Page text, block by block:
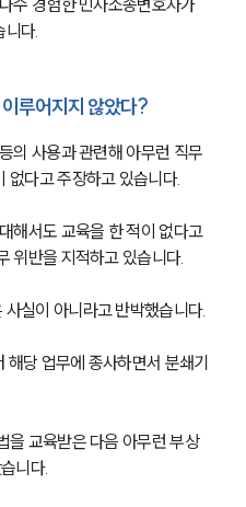
수 경험한 민사소송변호사가
니다.
루어지지 않았다?
의 사용과 관련해 아무런 직무
없다고 주장하고 있습니다.
해서도 교육을 한 적이 없다고
위반을 지적하고 있습니다.
실이 아니라고 반박했습니다.
당 업무에 종사하면서 분쇄기
을 교육받은 다음 아무런 부상
니다.